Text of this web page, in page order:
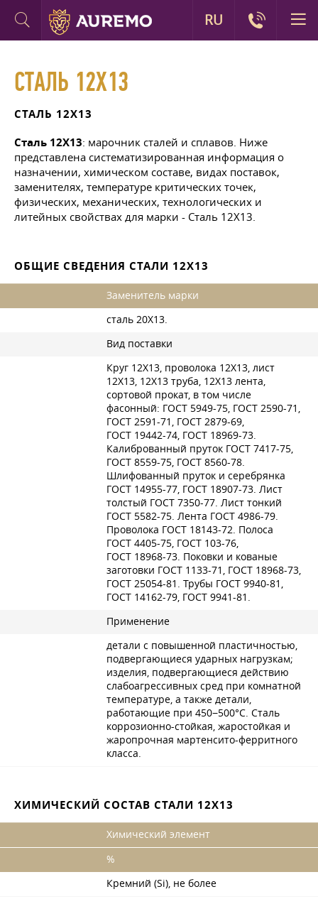
СТАЛЬ 12Х13
СТАЛЬ 12Х13
Сталь 12Х13: марочник сталей и сплавов. Ниже
представлена систематизированная информация о
назначении, химическом составе, видах поставок,
заменителях, температуре критических точек,
физических, механических, технологических и
литейных свойствах для марки - Сталь 12Х13.
ОБЩИЕ СВЕДЕНИЯ СТАЛИ 12Х13
Заменитель марки
сталь 20Х13.
Вид поставки
Круг 12Х13, проволока 12Х13, лист
12Х13, 12Х13 труба, 12Х13 лента,
сортовой прокат, в том числе
фасонный: ГОСТ 5949-75, ГОСТ 2590-71 ,
ГОСТ 2591-71 , ГОСТ 2879-69,
ГОСТ 19442-74, ГОСТ 18969-73.
Калиброванный пруток ГОСТ 7417-75,
ГОСТ 8559-75, ГОСТ 8560-78.
Шлифованный пруток и серебрянка
ГОСТ 14955-77, ГОСТ 18907-73. Лист
толстый ГОСТ 7350-77. Лист тонкий
ГОСТ 5582-75. Лента ГОСТ 4986-79.
Проволока ГОСТ 18143-72. Полоса
ГОСТ 4405-75, ГОСТ 103-76,
ГОСТ 18968-73. Поковки и кованые
заготовки ГОСТ 1133-71 , ГОСТ 18968-73,
ГОСТ 25054-81 . Трубы ГОСТ 9940-81 ,
ГОСТ 14162-79, ГОСТ 9941-81 .
Применение
детали с повышенной пластичностью,
подвергающиеся ударных нагрузкам;
изделия, подвергающиеся действию
слабоагрессивных сред при комнатной
температуре, а также детали,
работающие при 450−500°С. Сталь
коррозионно-стойкая, жаростойкая и
жаропрочная мартенсито-ферритного
класса.
ХИМИЧЕСКИЙ СОСТАВ СТАЛИ 12Х13
Химический элемент
%
Кремний (Si), не более
RU